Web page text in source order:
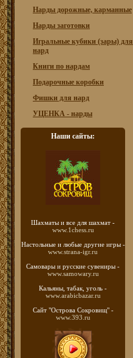
Нарды дорожные, карманные
Нарды заготовки
Игральные кубики (зары) для
нард
Книги по нардам
Подарочные коробки
Фишки для нард
УЦЕНКА - нарды
Наши сайты:
Шахматы и все для шахмат -
www.1chess.ru
Настольные и любые другие игры -
www.strana-igr.ru
Самовары и русские сувениры -
www.samowary.ru
Кальяны, табак, уголь -
www.arabicbazar.ru
Сайт "Острова Сокровищ" -
www.393.ru